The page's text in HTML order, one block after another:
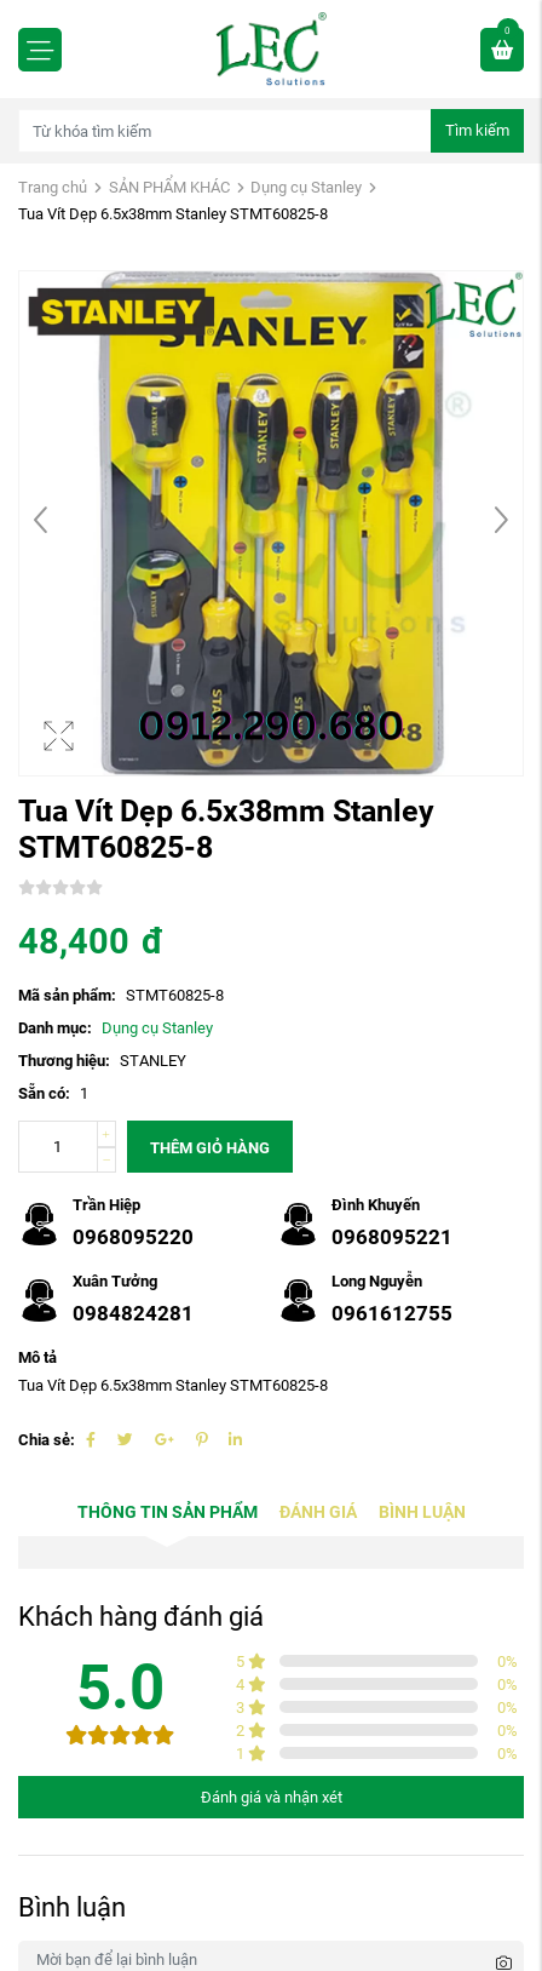
0
Tìm kiếm
Trang chủ SẢN PHẨM KHÁC
Dụng cụ Stanley
Tua Vít Dẹp 6.5x38mm Stanley STMT60825-8
Tua Vít Dẹp 6.5x38mm Stanley
STMT60825-8
48,400 đ
Mã sản phẩm: STMT60825-8
Danh mục:
Dụng cụ Stanley
Thương hiệu: STANLEY
Sẵn có:
1
THÊM GIỎ HÀNG
Trần Hiệp
0968095220
Đình Khuyến
0968095221
Xuân Tưởng
0984824281
Long Nguyễn
0961612755
Mô tả
Tua Vít Dẹp 6.5x38mm Stanley STMT60825-8
Chia sẻ:
THÔNG TIN SẢN PHẨM ĐÁNH GIÁ BÌNH LUẬN
Khách hàng đánh giá
5.0 5 0%
4
0%
3
0%
2
0%
1
0%
Đánh giá và nhận xét
Bình luận